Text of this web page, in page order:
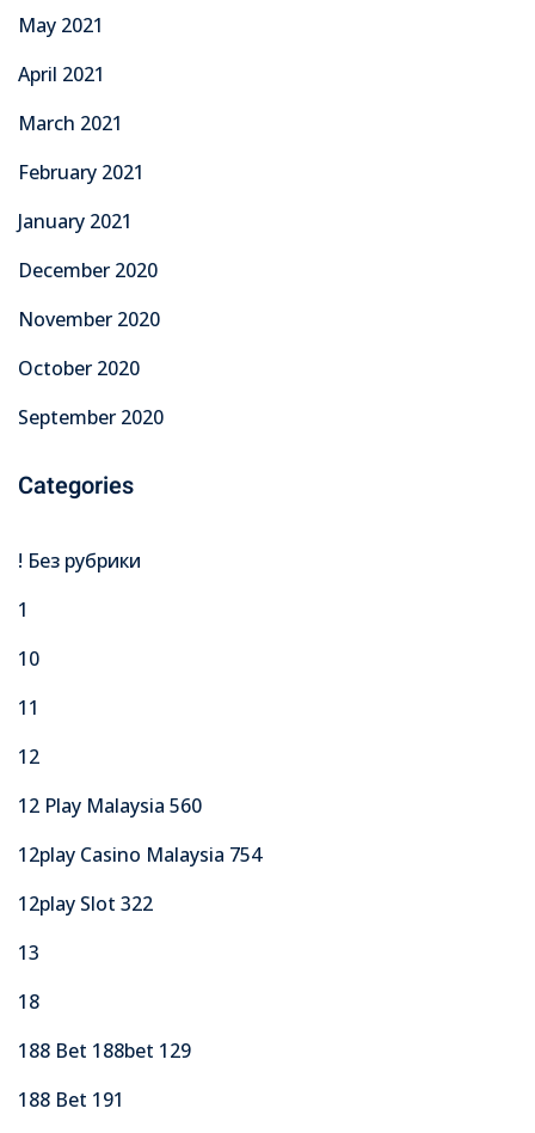
May 2021
April 2021
March 2021
February 2021
January 2021
December 2020
November 2020
October 2020
September 2020
Categories
! Без рубрики
1
10
11
12
12 Play Malaysia 560
12play Casino Malaysia 754
12play Slot 322
13
18
188 Bet 188bet 129
188 Bet 191